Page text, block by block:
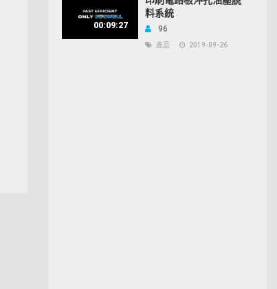
00:09:27
料系統
96
產品 2019-09-26